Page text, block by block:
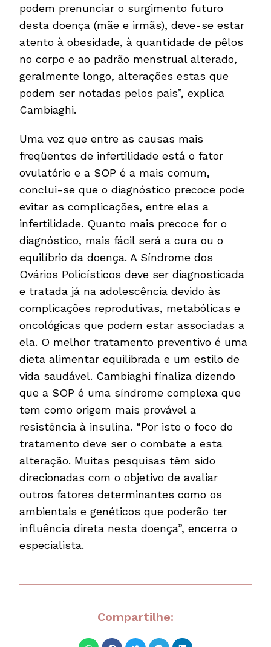
podem prenunciar o surgimento futuro
desta doença (mãe e irmãs), deve-se estar
atento à obesidade, à quantidade de pêlos
no corpo e ao padrão menstrual alterado,
geralmente longo, alterações estas que
podem ser notadas pelos pais”, explica
Cambiaghi.
Uma vez que entre as causas mais
freqüentes de infertilidade está o fator
ovulatório e a SOP é a mais comum,
conclui-se que o diagnóstico precoce pode
evitar as complicações, entre elas a
infertilidade. Quanto mais precoce for o
diagnóstico, mais fácil será a cura ou o
equilíbrio da doença. A Síndrome dos
Ovários Policísticos deve ser diagnosticada
e tratada já na adolescência devido às
complicações reprodutivas, metabólicas e
oncológicas que podem estar associadas a
ela. O melhor tratamento preventivo é uma
dieta alimentar equilibrada e um estilo de
vida saudável. Cambiaghi finaliza dizendo
que a SOP é uma síndrome complexa que
tem como origem mais provável a
resistência à insulina. “Por isto o foco do
tratamento deve ser o combate a esta
alteração. Muitas pesquisas têm sido
direcionadas com o objetivo de avaliar
outros fatores determinantes como os
ambientais e genéticos que poderão ter
influência direta nesta doença”, encerra o
especialista.
Compartilhe: